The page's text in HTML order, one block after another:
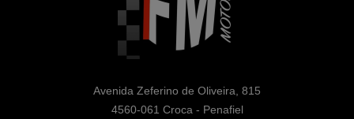
Avenida Zeferino de Oliveira, 815
4560-061 Croca - Penafiel